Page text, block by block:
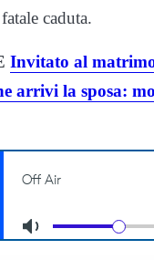
caduta.
Invitato al
arrivi la sposa: